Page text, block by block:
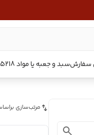
سفارشسبد و جعبه یا مواد B5218
مرتب‌سازی